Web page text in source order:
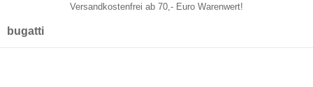
Versandkostenfrei ab 70,- Euro Warenwert!
bugatti